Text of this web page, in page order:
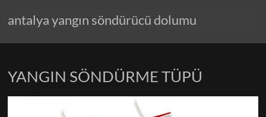
antalya yangın söndürücü dolumu
YANGIN SÖNDÜRME TÜPÜ